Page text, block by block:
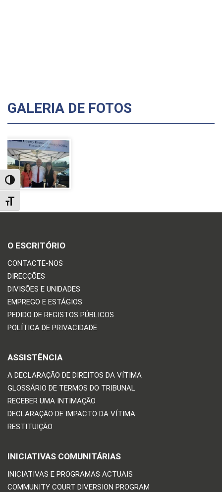
TOGGLE HIGH CONTRAST
TOGGLE FONT SIZE
GALERIA DE FOTOS
O ESCRITÓRIO
CONTACTE-NOS
DIRECÇÕES
DIVISÕES E UNIDADES
EMPREGO E ESTÁGIOS
PEDIDO DE REGISTOS PÚBLICOS
POLÍTICA DE PRIVACIDADE
ASSISTÊNCIA
A DECLARAÇÃO DE DIREITOS DA VÍTIMA
GLOSSÁRIO DE TERMOS DO TRIBUNAL
RECEBER UMA INTIMAÇÃO
DECLARAÇÃO DE IMPACTO DA VÍTIMA
RESTITUIÇÃO
INICIATIVAS COMUNITÁRIAS
INICIATIVAS E PROGRAMAS ACTUAIS
COMMUNITY COURT DIVERSION PROGRAM